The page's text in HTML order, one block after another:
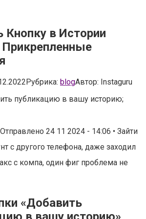
Кнопку в Истории
Прикрепленные
Рубрика: blogАвтор: Instaguru
публикацию в вашу историю;
24 11 2024 - 14:06 • Зайти
с другого телефона, даже заходил
с компа, один фиг проблема не
«Добавить